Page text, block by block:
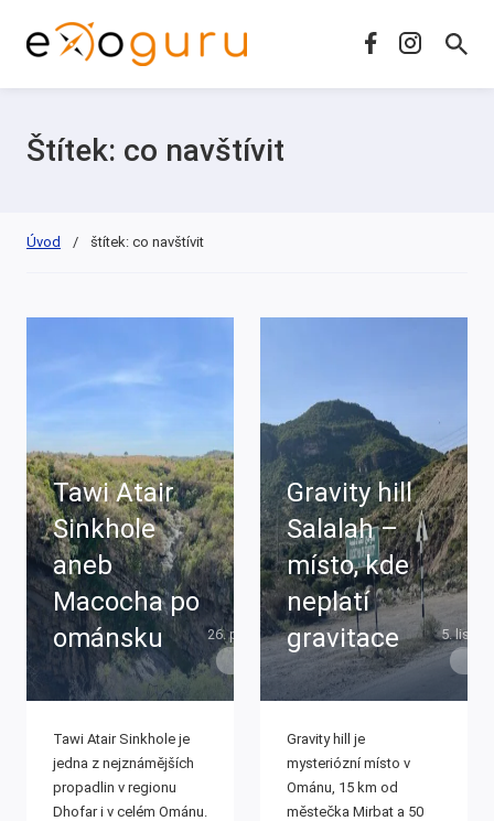
Štítek: co navštívit
Úvod / štítek: co navštívit
Tawi Atair
Sinkhole
aneb
Macocha po
ománsku
26. prosince 2022
Tawi Atair Sinkhole je
jedna z nejznámějších
propadlin v regionu
Dhofar i v celém Ománu.
Gravity hill
Salalah –
místo, kde
neplatí
gravitace
5.
Gravity hill je
mysteriózní místo v
Ománu, 15 km od
městečka Mirbat a 50